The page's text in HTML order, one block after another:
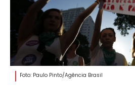
Foto: Paulo Pinto/Agência Brasil